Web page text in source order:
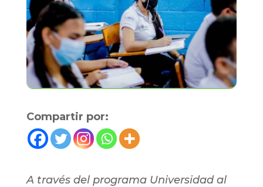
Compartir por:
A través del programa Universidad al